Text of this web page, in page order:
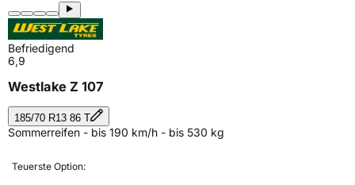
Befriedigend
6,9
Westlake Z 107
185/70 R13 86 T
Sommerreifen - bis 190 km/h - bis 530 kg
Teuerste Option: